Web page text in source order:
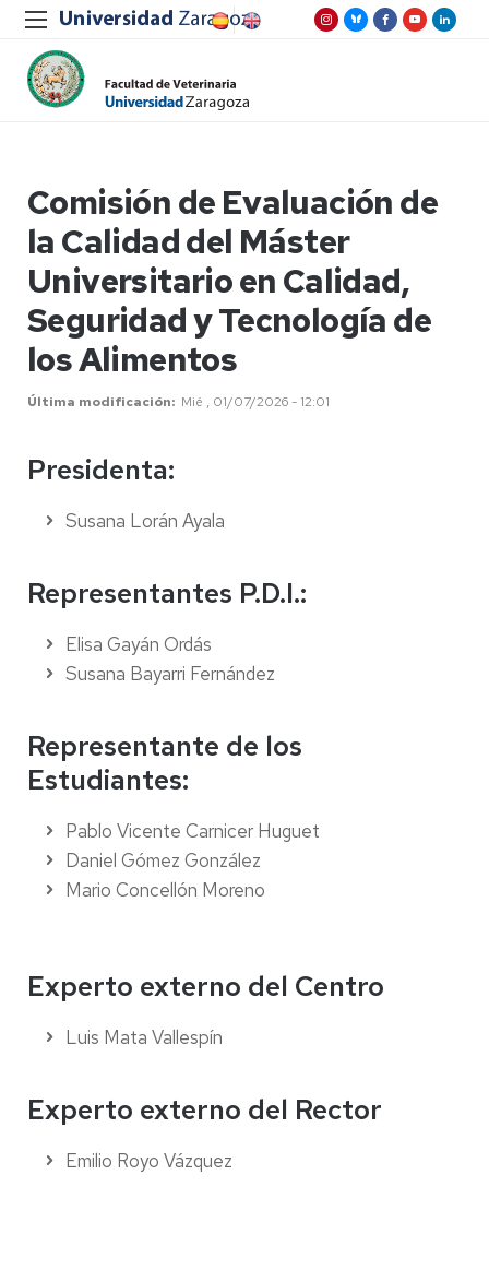
Comisión de Evaluación de
la Calidad del Máster
Universitario en Calidad,
Seguridad y Tecnología de
los Alimentos
Última modificación Mié , 01/07/2026 - 12:01
Presidenta:
Susana Lorán Ayala
Representantes P.D.I.:
Elisa Gayán Ordás
Susana Bayarri Fernández
Representante de los
Estudiantes:
Pablo Vicente Carnicer Huguet
Daniel Gómez González
Mario Concellón Moreno
Experto externo del Centro
Luis Mata Vallespín
Experto externo del Rector
Emilio Royo Vázquez